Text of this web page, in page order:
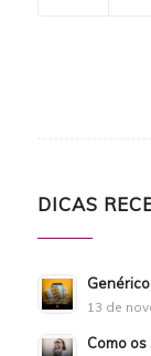
DICAS
13 de
Como